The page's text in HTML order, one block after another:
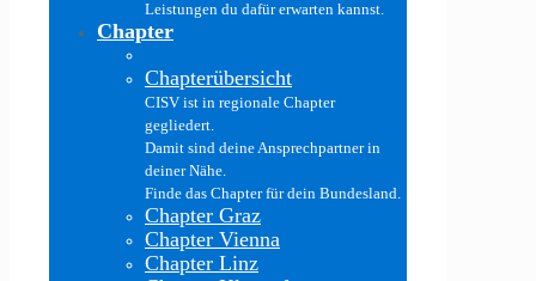
Leistungen du dafür erwarten kannst.
Chapter
Chapterübersicht
CISV ist in regionale Chapter
gegliedert.
Damit sind deine Ansprechpartner in
deiner Nähe.
Finde das Chapter für dein Bundesland.
Chapter Graz
Chapter Vienna
Chapter Linz